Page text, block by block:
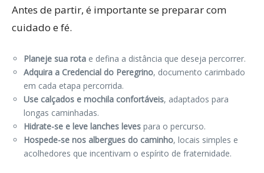
Antes de partir, é importante se preparar com
cuidado e fé.
Planeje sua rota e defina a distância que deseja percorrer.
Adquira a Credencial do Peregrino, documento carimbado
em cada etapa percorrida.
Use calçados e mochila confortáveis, adaptados para
longas caminhadas.
Hidrate-se e leve lanches leves para o percurso.
Hospede-se nos albergues do caminho, locais simples e
acolhedores que incentivam o espírito de fraternidade.